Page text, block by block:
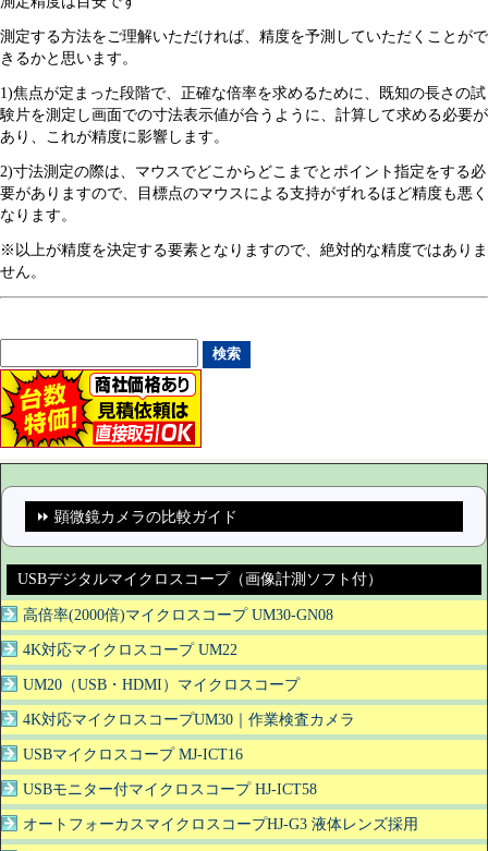
測定する方法をご理解いただければ、精度を予測していただくことがで
きるかと思います。
1)焦点が定まった段階で、正確な倍率を求めるために、既知の長さの試
験片を測定し画面での寸法表示値が合うように、計算して求める必要が
あり、これが精度に影響します。
2)寸法測定の際は、マウスでどこからどこまでとポイント指定をする必
要がありますので、目標点のマウスによる支持がずれるほど精度も悪く
なります。
※以上が精度を決定する要素となりますので、絶対的な精度ではありま
せん。
⏩ 顕微鏡カメラの比較ガイド
USBデジタルマイクロスコープ（画像計測ソフト付）
高倍率(2000倍)マイクロスコープ UM30-GN08
4K対応マイクロスコープ UM22
UM20（USB・HDMI）マイクロスコープ
4K対応マイクロスコープUM30｜作業検査カメラ
USBマイクロスコープ MJ-ICT16
USBモニター付マイクロスコープ HJ-ICT58
オートフォーカスマイクロスコープHJ-G3 液体レンズ採用